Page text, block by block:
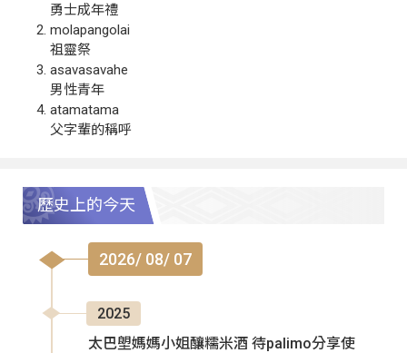
勇士成年禮
molapangolai
祖靈祭
asavasavahe
男性青年
atamatama
父字輩的稱呼
歷史上的今天
2026/ 08/ 07
2025
太巴塱媽媽小姐釀糯米酒 待palimo分享使